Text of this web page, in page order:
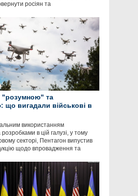
росіян та
"розумною" та
що вигадали військові в
використанням
в цій галузі, у тому
секторі, Пентагон випустив
щодо впровадження та